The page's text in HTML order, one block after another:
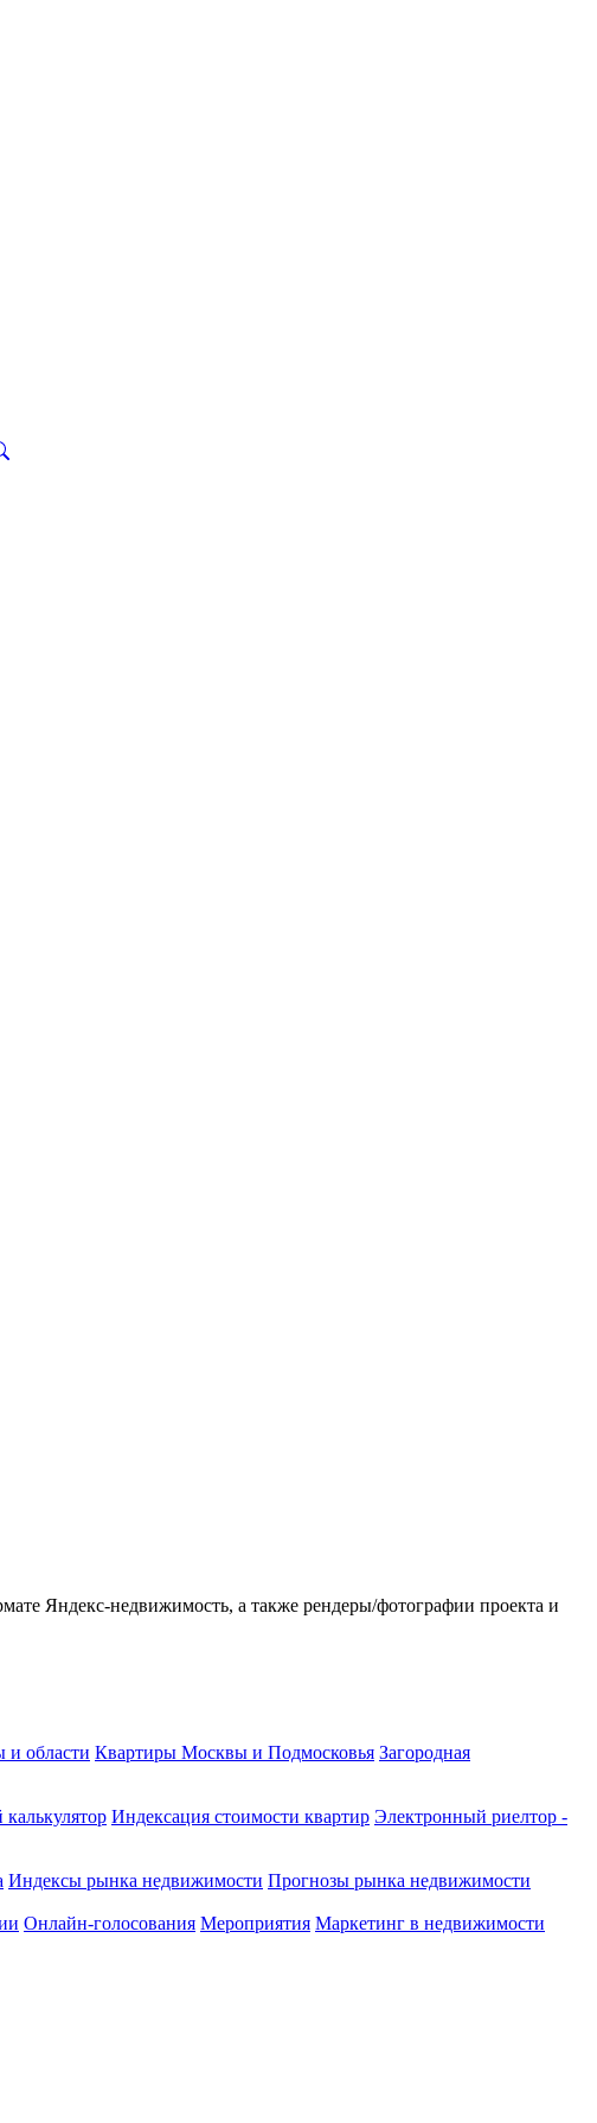
Яндекс-недвижимость, а также рендеры/фотографии проекта и
области Квартиры Москвы и Подмосковья Загородная
Индексация стоимости квартир Электронный риелтор -
Индексы рынка недвижимости Прогнозы рынка недвижимости
Онлайн-голосования Мероприятия Маркетинг в недвижимости